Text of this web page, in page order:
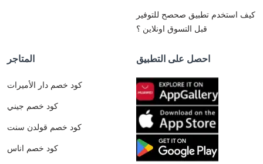
كيف استخدم تطبيق صحصح للتوفير
قبل التسوق اونلاين ؟
المتاجر
كود خصم دار الأميرات
كود خصم جيني
كود خصم قولدن سنت
كود خصم اناس
احصل على التطبيق